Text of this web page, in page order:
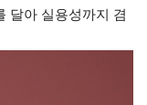
달아 실용성까지 겸